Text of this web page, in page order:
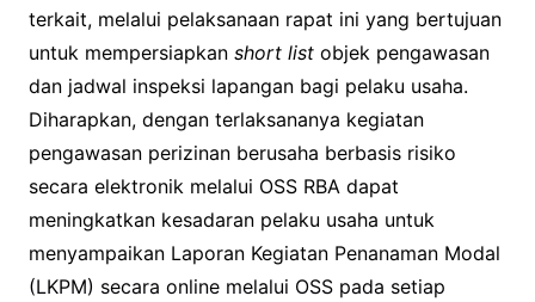
terkait, melalui pelaksanaan rapat ini yang bertujuan
untuk mempersiapkan short listobjek pengawasan
dan jadwal inspeksi lapangan bagi pelaku usaha.
Diharapkan, dengan terlaksananya kegiatan
pengawasan perizinan berusaha berbasis risiko
secara elektronik melalui OSS RBA dapat
meningkatkan kesadaran pelaku usaha untuk
menyampaikan Laporan Kegiatan Penanaman Modal
(LKPM) secara online melalui OSS pada setiap